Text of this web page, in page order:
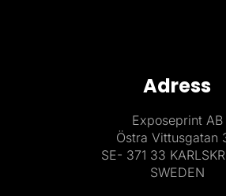
Adress
Exposeprint AB
Östra Vittusgatan
SE- 371 33
SWEDEN